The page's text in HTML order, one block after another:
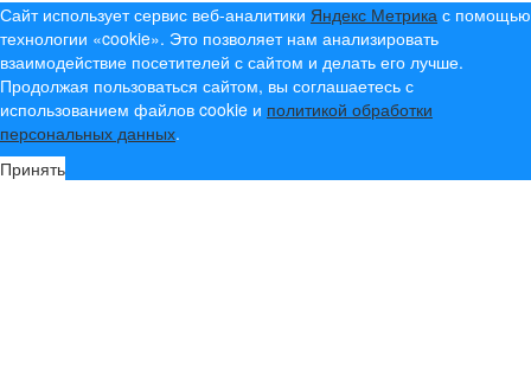
Сайт использует сервис веб-аналитики Яндекс Метрика с помощью
технологии «cookie». Это позволяет нам анализировать
взаимодействие посетителей с сайтом и делать его лучше.
Продолжая пользоваться сайтом, вы соглашаетесь с
использованием файлов cookie и политикой обработки
персональных данных.
Принять